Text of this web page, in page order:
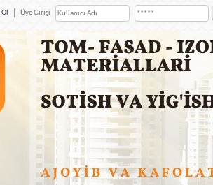
Üye Girişi